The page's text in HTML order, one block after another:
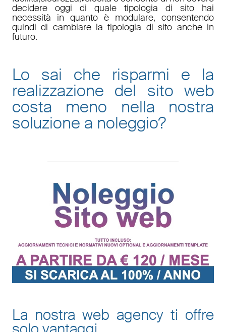
decidere oggi di quale tipologia di sito hai
necessità in quanto è modulare, consentendo
quindi di cambiare la tipologia di sito anche in
futuro.
Lo sai che risparmi e la
realizzazione del sito web
costa meno nella nostra
soluzione a noleggio?
La nostra web agency ti offre